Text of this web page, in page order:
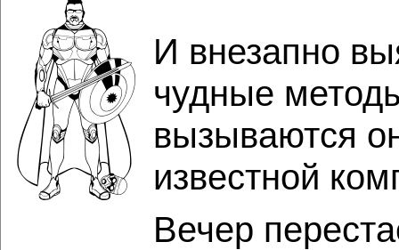
И внезапно
чудные
вызываются
известной
Вечер